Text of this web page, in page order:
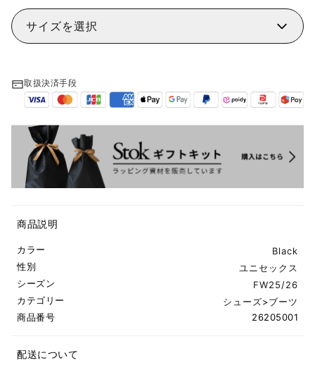
サイズを選択
取扱決済手段
商品説明
カラー
Black
性別
ユニセックス
シーズン
FW25/26
カテゴリー
シューズ>ブーツ
商品番号
26205001
配送について